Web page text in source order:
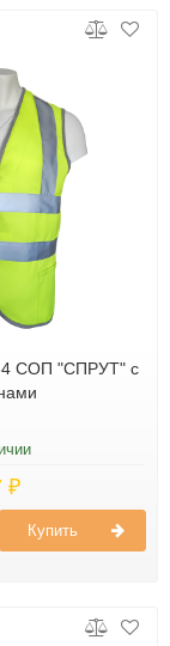
4 СОП "СПРУТ" с
₽
Купить